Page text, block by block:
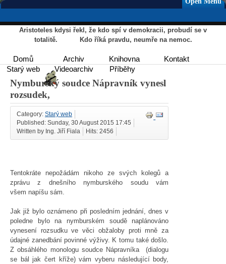
Aristoteles kdysi řekl, že kdo spí v demokracii, probudí se v
totalitě. Kdo říká pravdu, neumře na nemoc.
Domů Archiv Knihovna
Kontakt
Starý web
Videoarchiv Příběhy
Nymburský soudce Nápravník vynesl
rozsudek,
Category: Starý web
Published: Sunday, 30 August 2015 17:45
Written by Ing. Jiří Fiala
Hits: 2456
Tentokráte nepožádám nikoho ze svých kolegů a
zprávu z dnešního nymburského soudu vám
všem napíšu sám.
Jak již bylo oznámeno při posledním jednání, dnes v
poledne bylo na nymburském soudě naplánováno
vynesení rozsudku ve věci obžaloby proti mně za
údajné zanedbání povinné výživy. K tomu také došlo.
Z obsáhlého monologu soudce Nápravníka (dialogu
se bál jak čert kříže) vám vyberu následující body,